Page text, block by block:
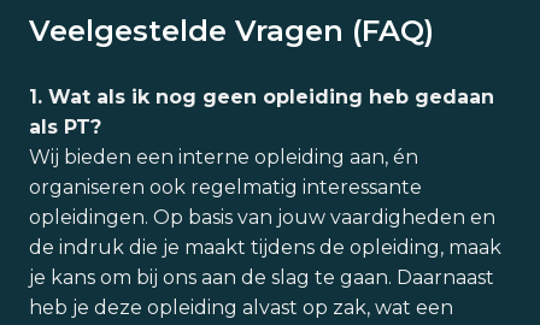
Veelgestelde Vragen (FAQ)
1. Wat als ik nog geen opleiding heb gedaan
als PT?
Wij bieden een interne opleiding aan, én
organiseren ook regelmatig interessante
opleidingen. Op basis van jouw vaardigheden en
de indruk die je maakt tijdens de opleiding, maak
je kans om bij ons aan de slag te gaan. Daarnaast
heb je deze opleiding alvast op zak, wat een